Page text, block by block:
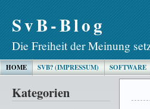
SvB-Blog
Die Freiheit der Meinung
HOME SVB? (IMPRESSUM) SOFTWARE
Kategorien